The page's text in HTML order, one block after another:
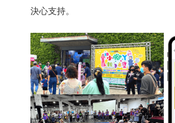
決心支持。